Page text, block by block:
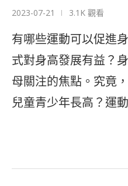
2023-07-21 3.1K 觀看
有哪些運動可以促進
式對身高發展有益？
母關注的焦點。究竟
兒童青少年長高？運